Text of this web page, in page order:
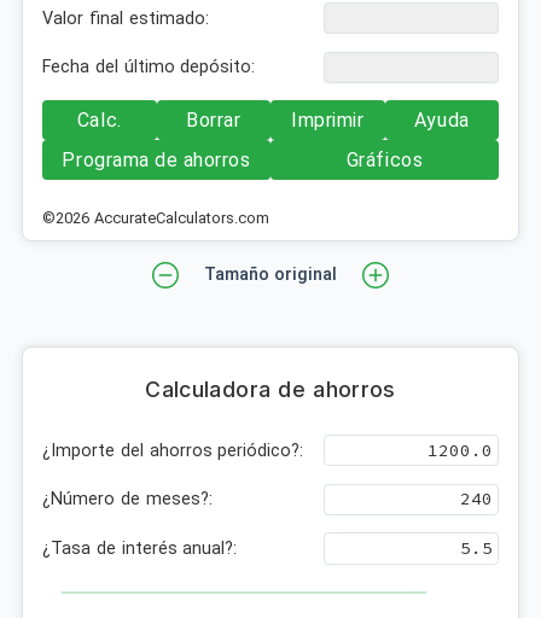
Valor final estimado:
Fecha del último depósito:
Calc. Borrar Imprimir
Ayuda
Programa de ahorros
Gráficos
©2026 AccurateCalculators.com
Tamaño original
Calculadora de ahorros
¿Importe del ahorros periódico?:
¿Número de meses?:
¿Tasa de interés anual?: